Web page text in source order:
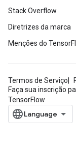
Stack Overflow
Diretrizes da marca
Menções do
Termos de Serviço
Faça sua inscrição
TensorFlow